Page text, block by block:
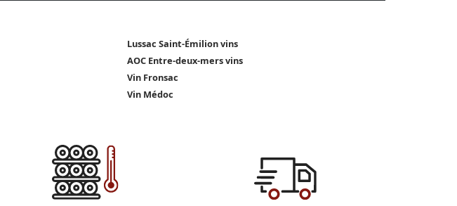
Lussac Saint-Émilion vins
AOC Entre-deux-mers vins
Vin Fronsac
Vin Médoc